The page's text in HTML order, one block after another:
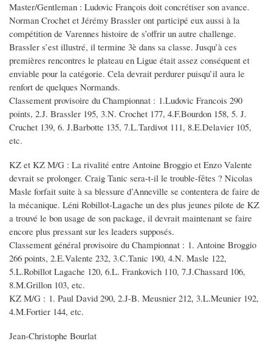
Master/Gentleman : Ludovic François doit concrétiser son avance.
Norman Crochet et Jérémy Brassler ont participé eux aussi à la
compétition de Varennes histoire de s’offrir un autre challenge.
Brassler s’est illustré, il termine 3è dans sa classe. Jusqu’à ces
premières rencontres le plateau en Ligue était assez conséquent et
enviable pour la catégorie. Cela devrait perdurer puisqu’il aura le
renfort de quelques Normands.
Classement provisoire du Championnat : 1.Ludovic Francois 290
points, 2.J. Brassler 195, 3.N. Crochet 177, 4.F.Bourdon 158, 5. J.
Cruchet 139, 6. J.Barbotte 135, 7.L.Tardivot 111, 8.E.Delavier 105,
etc.
KZ et KZ M/G : La rivalité entre Antoine Broggio et Enzo Valente
devrait se prolonger. Craig Tanic sera-t-il le trouble-fêtes ? Nicolas
Masle forfait suite à sa blessure d’Anneville se contentera de faire de
la mécanique. Léni Robillot-Lagache un des plus jeunes pilote de KZ
a trouvé le bon usage de son package, il devrait maintenant se faire
encore plus pressant sur les leaders supposés.
Classement général provisoire du Championnat : 1. Antoine Broggio
266 points, 2.E.Valente 232, 3.C.Tanic 190, 4.N. Masle 122,
5.L.Robillot Lagache 120, 6.L. Frankovich 110, 7.J.Chassard 106,
8.M.Grillon 103, etc.
KZ M/G : 1. Paul David 290, 2.J-B. Meusnier 212, 3.L.Meunier 192,
4.M.Fortier 144, etc.
Jean-Christophe Bourlat